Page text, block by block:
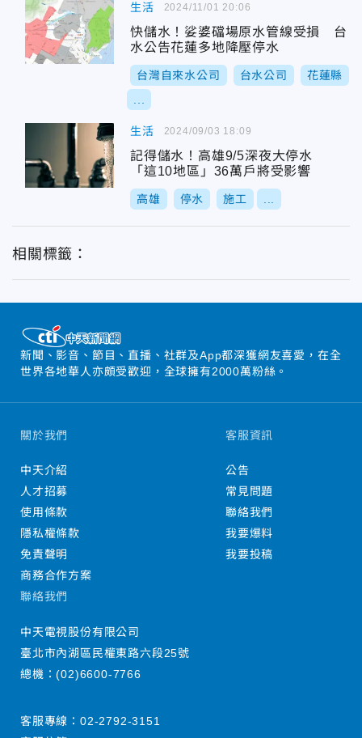
生活
快儲水！娑婆礑場原水管線受損 台
水公告花蓮多地降壓停水
台灣自來水公司 台水公司 花蓮縣
2024/11/01 20:06
生活
記得儲水！高雄9/5深夜大停水
「這10地區」36萬戶將受影響
高雄 停水 施工
2024/09/03 18:09
相關標籤：
新聞、影音、節目、直播、社群及App都深獲網友喜愛，在全
世界各地華人亦頗受歡迎，全球擁有2000萬粉絲。
關於我們
中天介紹
人才招募
使用條款
隱私權條款
免責聲明
商務合作方案
客服資訊
公告
常見問題
聯絡我們
我要爆料
我要投稿
聯絡我們
中天電視股份有限公司
臺北市內湖區民權東路六段25號
總機：(02)6600-7766
客服專線： 02-2792-3151